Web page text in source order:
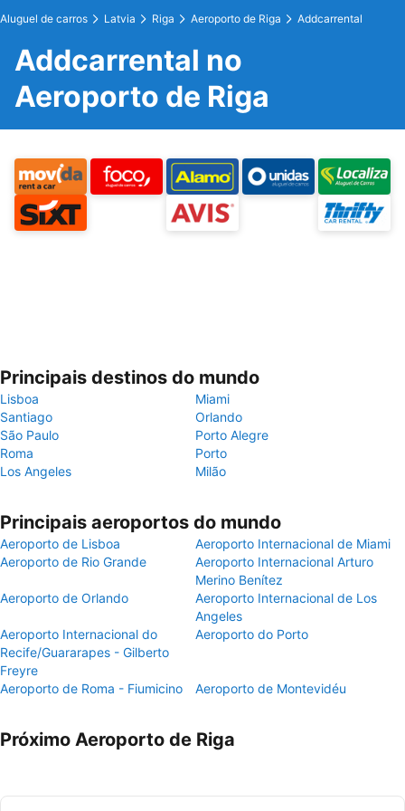
Aluguel de carros Latvia Riga Aeroporto de Riga Addcarrental
Addcarrental no
Aeroporto de Riga
Principais destinos do mundo
Lisboa
Miami
Santiago
Orlando
São Paulo
Porto Alegre
Roma
Porto
Los Angeles
Milão
Principais aeroportos do mundo
Aeroporto de Lisboa
Aeroporto Internacional de Miami
Aeroporto de Rio Grande
Aeroporto Internacional Arturo
Merino Benítez
Aeroporto de Orlando
Aeroporto Internacional de Los
Angeles
Aeroporto Internacional do
Recife/Guararapes - Gilberto
Freyre
Aeroporto do Porto
Aeroporto de Roma - Fiumicino Aeroporto de Montevidéu
Próximo Aeroporto de Riga